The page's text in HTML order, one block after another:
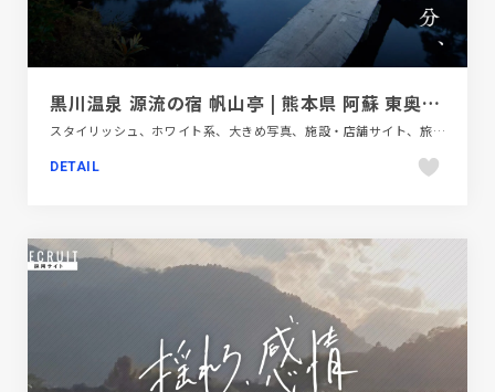
黒川温泉 源流の宿 帆山亭 | 熊本県 阿蘇 東奥黒川、静かな山間に佇む離れ宿
スタイリッシュ、ホワイト系、大きめ写真、施設・店舗サイト、旅行・ホテル・観光、日本テイスト
DETAIL